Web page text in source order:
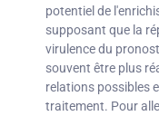
potentiel de
supposant que la
virulence du
souvent être plus
relations possibles
traitement. Pour